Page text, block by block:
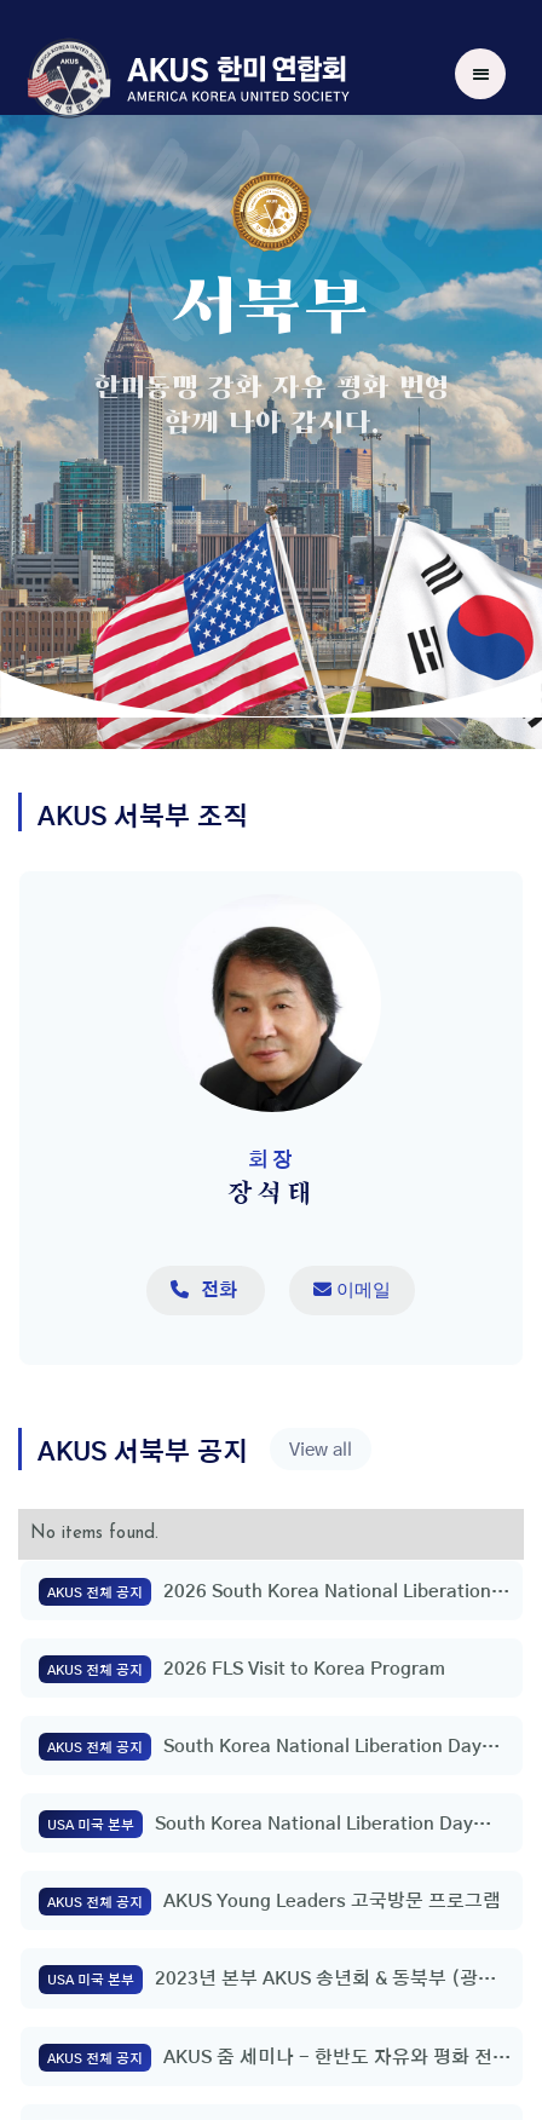
한미동맹 강화 자유 평화 번영
함께 나아 갑시다.
서북부
AKUS 서북부 조직
회장
장석태
 전화  이메일
AKUS 서북부 공지 View all
No items found.
AKUS 전체 공지
2026 South Korea National Liberation
AKUS 전체 공지 2026 FLS Visit to Korea Program
AKUS 전체 공지
South Korea National Liberation Day
USA 미국 본부
South Korea National Liberation Day
AKUS 전체 공지 AKUS Young Leaders 고국방문 프로그램
USA 미국 본부
2023년 본부 AKUS 송년회 & 동북부 (광역)
AKUS 전체 공지
AKUS 줌 세미나 - 한반도 자유와 평화 전략